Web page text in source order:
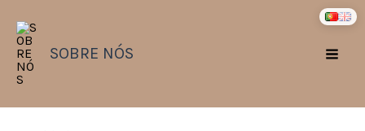
content
SOBRE NÓS